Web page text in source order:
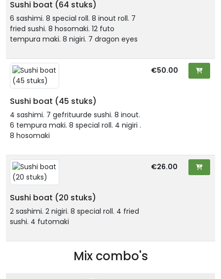
Sushi boat (64 stuks)
6 sashimi. 8 special roll. 8 inout roll. 7
fried sushi. 8 hosomaki. 12 futo
tempura maki. 8 nigiri. 7 dragon eyes
Sushi boat (45 stuks)
4 sashimi. 7 gefrituurde sushi. 8 inout.
6 tempura maki. 8 special roll. 4 nigiri .
8 hosomaki
€50.00
Sushi boat (20 stuks)
2 sashimi. 2 nigiri. 8 special roll. 4 fried
sushi. 4 futomaki
€26.00
Mix combo's